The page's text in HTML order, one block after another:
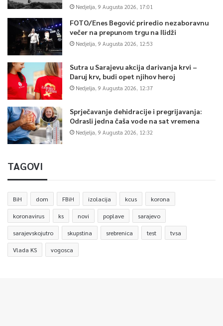
Nedjelja, 9 Augusta 2026, 17:01
FOTO/Enes Begović priredio nezaboravnu
večer na prepunom trgu na Ilidži
Nedjelja, 9 Augusta 2026, 12:53
Sutra u Sarajevu akcija darivanja krvi –
Daruj krv, budi opet njihov heroj
Nedjelja, 9 Augusta 2026, 12:37
Sprječavanje dehidracije i pregrijavanja:
Odrasli jedna čaša vode na sat vremena
Nedjelja, 9 Augusta 2026, 12:32
TAGOVI
BiH dom FBiH izolacija kcus korona
koronavirus ks novi poplave sarajevo
sarajevskojutro skupstina srebrenica test tvsa
Vlada KS vogosca